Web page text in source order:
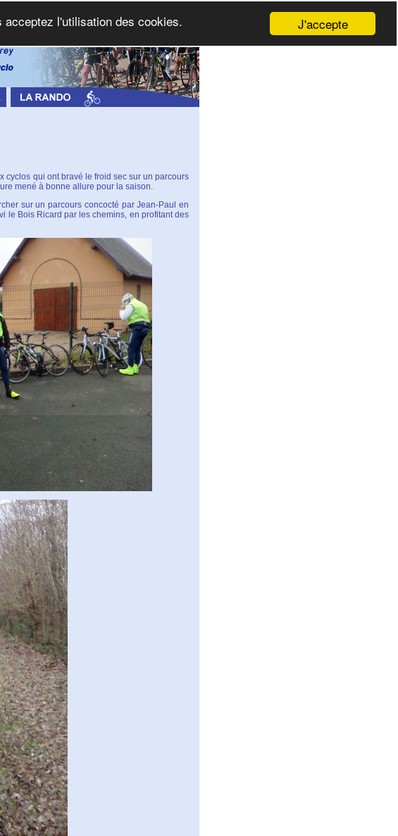
cyclos qui ont bravé le froid sec sur un parcours
mené à bonne allure pour la saison.
sur un parcours concocté par Jean-Paul en
le Bois Ricard par les chemins, en profitant des
J'accepte
l'utilisation des cookies.